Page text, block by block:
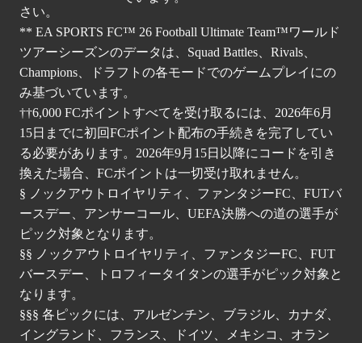
さい。
** EA SPORTS FC™ 26 Football Ultimate Team™ワールド
ツアーシーズンのデータは、Squad Battles、Rivals、
Champions、ドラフトの各モードでのゲームプレイにの
み基づいています。
††6,000 FCポイントすべてを受け取るには、2026年6月
15日までに初回FCポイント配布の手続きを完了してい
る必要があります。2026年9月15日以降にコードを引き
換えた場合、FCポイントは一切受け取れません。
§ ノックアウトロイヤリティ、ファンタジーFC、FUTバ
ースデー、アンサーコール、UEFA決勝への道の選手が
ピック対象となります。
§§ ノックアウトロイヤリティ、ファンタジーFC、FUT
バースデー、トロフィータイタンの選手がピック対象と
なります。
§§§ 各ピックには、アルゼンチン、ブラジル、カナダ、
イングランド、フランス、ドイツ、メキシコ、オラン